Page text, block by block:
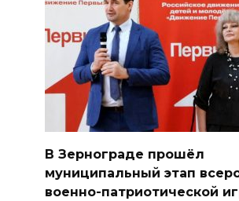
В Зернограде прошёл
муниципальный этап
военно-патриотической